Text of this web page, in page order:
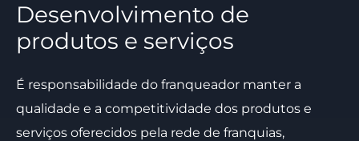
Desenvolvimento de
produtos e serviços
É responsabilidade do franqueador manter a
qualidade e a competitividade dos produtos e
serviços oferecidos pela rede de franquias,